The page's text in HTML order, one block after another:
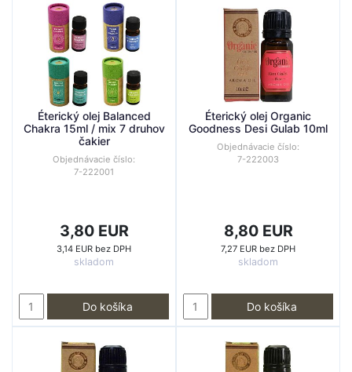
Éterický olej Balanced
Chakra 15ml / mix 7 druhov
čakier
Objednávacie číslo:
7-222001
3,80 EUR
3,14 EUR bez DPH
skladom
Do košíka
Éterický olej Organic
Goodness Desi Gulab 10ml
Objednávacie číslo:
7-222003
8,80 EUR
7,27 EUR bez DPH
skladom
Do košíka